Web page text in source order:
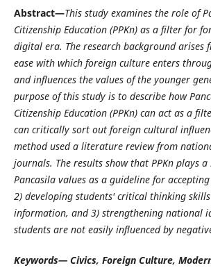
Abstract—This study examines the role of
Citizenship Education (PPKn) as a filter for
digital era. The research background arises
ease with which foreign culture enters
and influences the values of the younger
purpose of this study is to describe how
Citizenship Education (PPKn) can act as a
can critically sort out foreign cultural
method used a literature review from
journals. The results show that PPKn plays
Pancasila values as a guideline for
2) developing students' critical thinking
information, and 3) strengthening national
students are not easily influenced by
Keywords— Civics, Foreign Culture,